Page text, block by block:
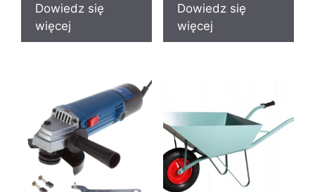
Dowiedz się
więcej
Dowiedz się
więcej